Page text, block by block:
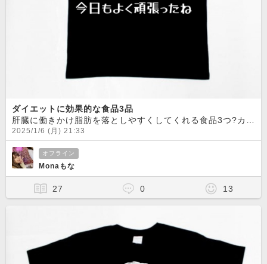
ダイエットに効果的な食品3品
肝臓に働きかけ脂肪を落としやすくしてくれる食品3つ?カカオ含有量70%以上のチョコレート1日3回食前に5gたべる?アスパラガス脂肪燃焼を助けてくれる食物繊維やポリフェノールを含む?コーヒー食欲が低下し
2025/1/6 (月) 21:33
オフライン
Monaもな
27 0 13